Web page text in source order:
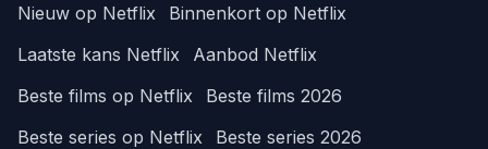
Nieuw op Netflix
Binnenkort op Netflix
Laatste kans Netflix
Aanbod Netflix
Beste films op Netflix
Beste films 2026
Beste series op Netflix
Beste series 2026